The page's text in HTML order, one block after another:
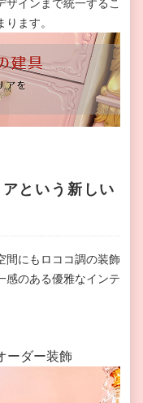
インまで統一するこ
ます。
という新しい
間にもロココ調の装飾
感のある優雅なインテ
ーダー装飾